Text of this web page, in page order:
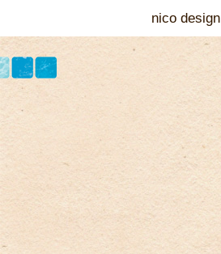
nico design